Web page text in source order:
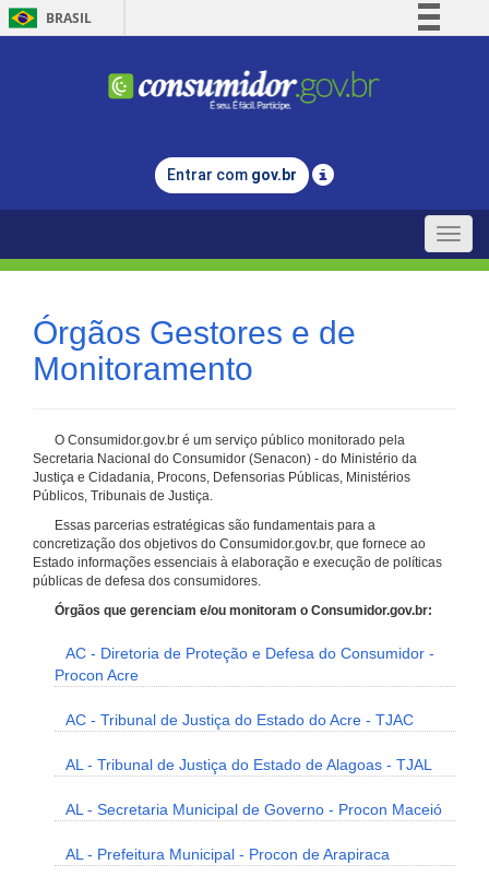
BRASIL
Comunica BR
Legislação
Entrar com gov.br
Toggle
Órgãos Gestores e de
Monitoramento
O Consumidor.gov.br é um serviço público monitorado pela
Secretaria Nacional do Consumidor (Senacon) - do Ministério da
Justiça e Cidadania, Procons, Defensorias Públicas, Ministérios
Públicos, Tribunais de Justiça.
Essas parcerias estratégicas são fundamentais para a
concretização dos objetivos do Consumidor.gov.br, que fornece ao
Estado informações essenciais à elaboração e execução de políticas
públicas de defesa dos consumidores.
Órgãos que gerenciam e/ou monitoram o Consumidor.gov.br:
AC - Diretoria de Proteção e Defesa do Consumidor -
Procon Acre
AC - Tribunal de Justiça do Estado do Acre - TJAC
AL - Tribunal de Justiça do Estado de Alagoas - TJAL
AL - Secretaria Municipal de Governo - Procon Maceió
AL - Prefeitura Municipal - Procon de Arapiraca